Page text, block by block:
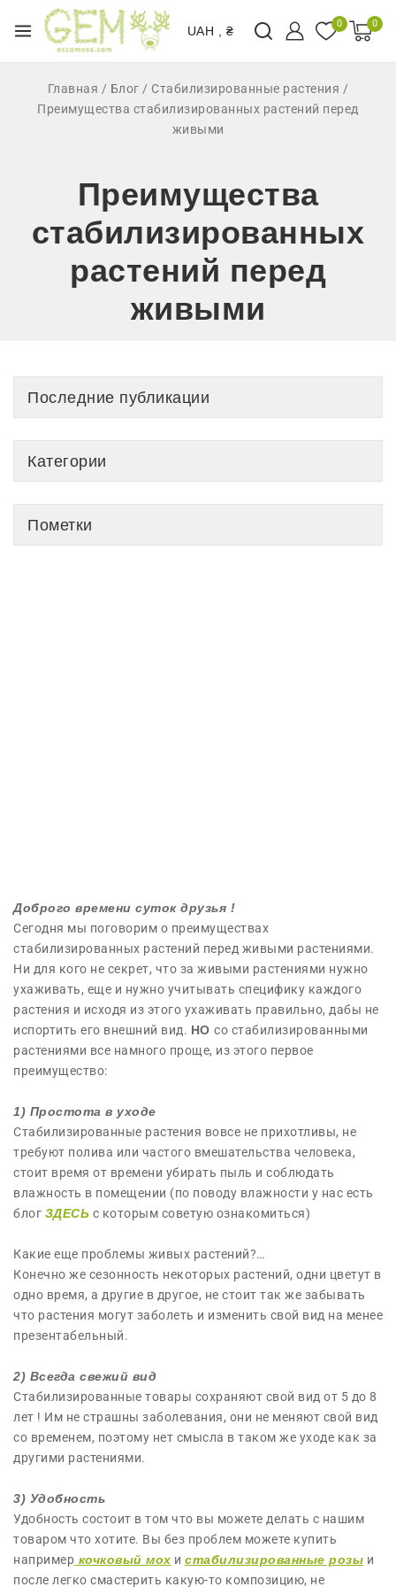
UAH , ₴
0 0
Главная / Блог / Стабилизированные растения /
Преимущества стабилизированных растений перед
живыми
Преимущества
стабилизированных
растений перед
живыми
Доброго времени суток друзья !
Сегодня мы поговорим о преимуществах
стабилизированных растений перед живыми растениями.
Ни для кого не секрет, что за живыми растениями нужно
ухаживать, еще и нужно учитывать специфику каждого
растения и исходя из этого ухаживать правильно, дабы не
испортить его внешний вид. НО со стабилизированными
растениями все намного проще, из этого первое
преимущество:
1) Простота в уходе
Стабилизированные растения вовсе не прихотливы, не
требуют полива или частого вмешательства человека,
стоит время от времени убирать пыль и соблюдать
влажность в помещении (по поводу влажности у нас есть
блог ЗДЕСЬ с которым советую ознакомиться)
Какие еще проблемы живых растений?…
Конечно же сезонность некоторых растений, одни цветут в
одно время, а другие в другое, не стоит так же забывать
что растения могут заболеть и изменить свой вид на менее
презентабельный.
2) Всегда свежий вид
Стабилизированные товары сохраняют свой вид от 5 до 8
лет ! Им не страшны заболевания, они не меняют свой вид
со временем, поэтому нет смысла в таком же уходе как за
другими растениями.
3) Удобность
Удобность состоит в том что вы можете делать с нашим
товаром что хотите. Вы без проблем можете купить
например кочковый мох и стабилизированные розы и
после легко смастерить какую-то композицию, не
Последние публикации
Категории
Пометки